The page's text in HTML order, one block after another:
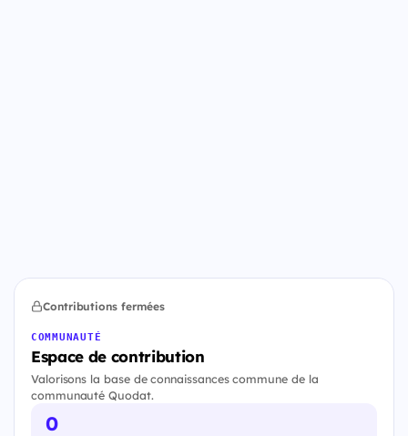
Contributions fermées
COMMUNAUTÉ
Espace de contribution
Valorisons la base de connaissances commune de la
communauté Quodat.
0